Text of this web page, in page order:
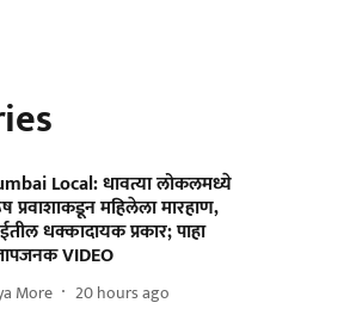
Local: धावत्या लोकलमध्ये
प्रवाशाकडून महिलेला मारहाण,
धक्कादायक प्रकार; पाहा
VIDEO
More 20 hours ago